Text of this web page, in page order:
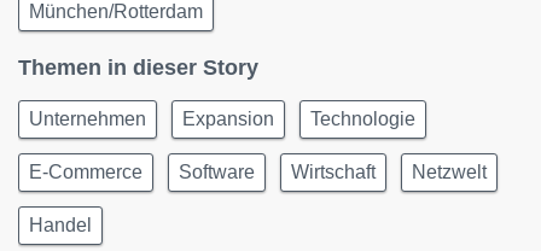
München/Rotterdam
Themen in dieser Story
Unternehmen Expansion Technologie
E-Commerce Software Wirtschaft Netzwelt
Handel